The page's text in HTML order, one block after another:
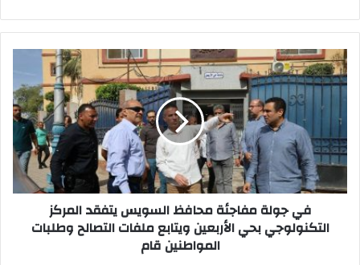
في
جولة
مفاجئة
محافظ
السويس
يتفقد
المركز
التكنولوجي
بحي
ويتابع
في جولة مفاجئة محافظ السويس يتفقد المركز
التكنولوجي بحي الأربعين ويتابع ملفات التصالح وطلبات
المواطنين قام